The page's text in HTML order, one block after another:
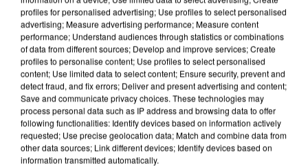
8h00
Un second cadre de la DZ Mafia interpellé en
Algérie
Un cofondateur du réseau avait été interpellé
quelques jours plus tôt.
profiles for personalised advertising; Use profiles to select personalised
advertising; Measure advertising performance; Measure content
performance; Understand audiences through statistics or combinations
of data from different sources; Develop and improve services; Create
profiles to personalise content; Use profiles to select personalised
content; Use limited data to select content; Ensure security, prevent and
detect fraud, and fix errors; Deliver and present advertising and content;
Save and communicate privacy choices. These technologies may
process personal data such as IP address and browsing data to offer
following functionalities: Identify devices based on information actively
requested; Use precise geolocation data; Match and combine data from
other data sources; Link different devices; Identify devices based on
information transmitted automatically.